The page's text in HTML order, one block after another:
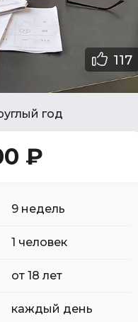
117
год
₽
9 недель
1 человек
от 18 лет
каждый день